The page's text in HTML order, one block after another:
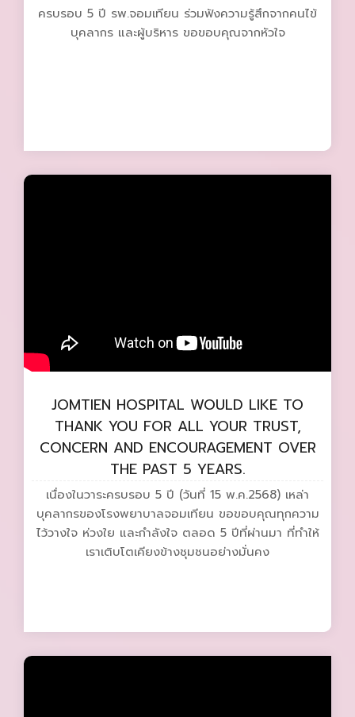
ครบรอบ 5 ปี รพ.จอมเทียน ร่วมฟังความรู้สึกจากคนไข้
บุคลากร และผู้บริหาร ขอขอบคุณจากหัวใจ
JOMTIEN HOSPITAL WOULD LIKE TO
THANK YOU FOR ALL YOUR TRUST,
CONCERN AND ENCOURAGEMENT OVER
THE PAST 5 YEARS.
เนื่องในวาระครบรอบ 5 ปี (วันที่ 15 พ.ค.2568) เหล่า
บุคลากรของโรงพยาบาลจอมเทียน ขอขอบคุณทุกความ
ไว้วางใจ ห่วงใย และกำลังใจ ตลอด 5 ปีที่ผ่านมา ที่ทำให้
เราเติบโตเคียงข้างชุมชนอย่างมั่นคง